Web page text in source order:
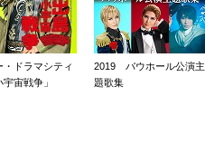
・ドラマシティ
宇宙戦争」
2019 バウホール公演主
題歌集